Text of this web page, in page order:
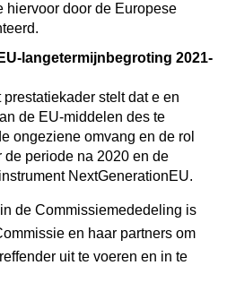
hiervoor door de Europese
langetermijnbegroting 2021-
prestatiekader stelt dat e en
de EU-middelen des te
ongeziene omvang en de rol
periode na 2020 en de
NextGenerationEU.
de Commissiemededeling is
en haar partners om
uit te voeren en in te